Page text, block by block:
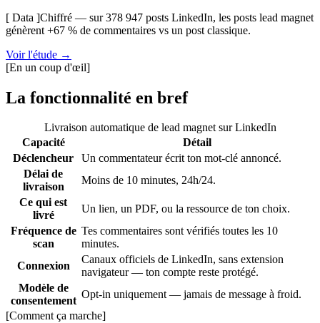
[ Data ]Chiffré — sur 378 947 posts LinkedIn, les posts lead magnet
génèrent +67 % de commentaires vs un post classique.
Voir l'étude →
[En un coup d'œil]
La fonctionnalité en bref
Livraison automatique de lead magnet sur LinkedIn
Capacité
Détail
Déclencheur
Un commentateur écrit ton mot-clé annoncé.
Délai de
livraison
Moins de 10 minutes, 24h/24.
Ce qui est
livré
Un lien, un PDF, ou la ressource de ton choix.
Fréquence de
scan
Tes commentaires sont vérifiés toutes les 10
minutes.
Connexion
Canaux officiels de LinkedIn, sans extension
navigateur — ton compte reste protégé.
Modèle de
consentement
Opt-in uniquement — jamais de message à froid.
[Comment ça marche]